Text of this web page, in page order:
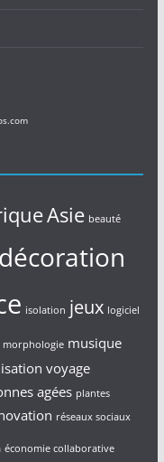
Asie beauté
décoration
isolation jeux logiciel
morphologie musique
voyage
agées plantes
réseaux sociaux
économie collaborative